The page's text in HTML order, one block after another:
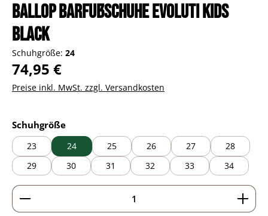
Ballop Barfußschuhe Evoluti Kids
black
Schuhgröße: 24
Regulärer Preis:
74,95 €
Preise inkl. MwSt. zzgl. Versandkosten
Schuhgrößeauswählen
23 24 25 26 27
28
29
30 31 32 33 34
Produkt Anzahl: Gib den gewünschten Wert ein